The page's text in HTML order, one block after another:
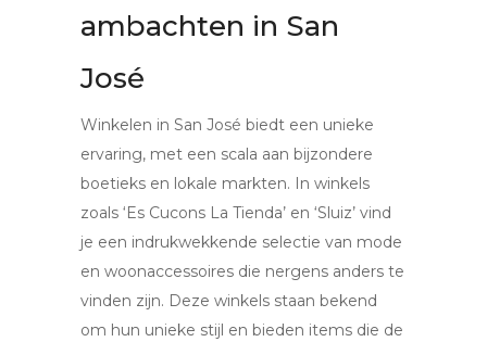
ambachten in San
José
Winkelen in San José biedt een unieke
ervaring, met een scala aan bijzondere
boetieks en lokale markten. In winkels
zoals ‘Es Cucons La Tienda’ en ‘Sluiz’ vind
je een indrukwekkende selectie van mode
en woonaccessoires die nergens anders te
vinden zijn. Deze winkels staan bekend
om hun unieke stijl en bieden items die de